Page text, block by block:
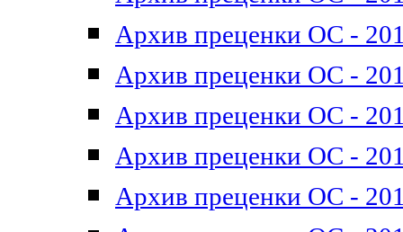
Архив преценки ОС -
Архив преценки ОС -
Архив преценки ОС -
Архив преценки ОС -
Архив преценки ОС -